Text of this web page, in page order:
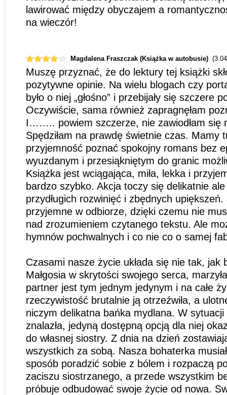
lawirować między obyczajem a
na wieczór!
Magdalena Fraszczak (Książka w autobusie)
Muszę przyznać, że do lektury tej książki
pozytywne opinie. Na wielu blogach czy
było o niej „głośno” i przebijały się szczere
Oczywiście, sama również zapragnęłam
I…….. powiem szczerze, nie zawiodłam się
Spędziłam na prawdę świetnie czas. Mamy
przyjemność poznać spokojny romans bez
wyuzdanym i przesiąkniętym do granic
Książka jest wciągająca, miła, lekka i
bardzo szybko. Akcja toczy się delikatnie
przydługich rozwinięć i zbędnych
przyjemne w odbiorze, dzięki czemu nie
nad zrozumieniem czytanego tekstu. Ale
hymnów pochwalnych i co nie co o samej
Czasami nasze życie układa się nie tak, jak
Małgosia w skrytości swojego serca,
partner jest tym jednym jedynym i na całe
rzeczywistość brutalnie ją otrzeźwiła, a
niczym delikatna bańka mydlana. W
znalazła, jedyną dostępną opcją dla niej
do własnej siostry. Z dnia na dzień
wszystkich za sobą. Nasza bohaterka
sposób poradzić sobie z bólem i rozpaczą
zaciszu siostrzanego, a przede wszystkim
próbuje odbudować swoje życie od nowa.